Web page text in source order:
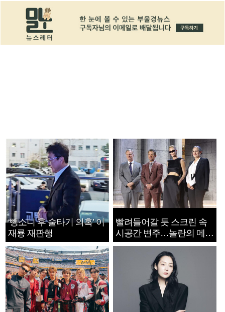
‘뺑소니 후 술타기 의혹’ 이
재룡 재판행
빨려들어갈 듯 스크린 속
시공간 변주…놀란의 메시
지는 ‘전쟁 속죄’